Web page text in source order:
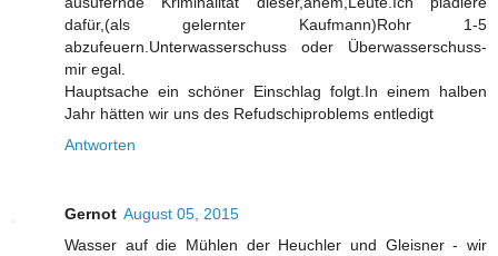
dafür,(als gelernter Kaufmann)Rohr 1-5
abzufeuern.Unterwasserschuss oder Überwasserschuss-
mir egal.
Hauptsache ein schöner Einschlag folgt.In einem halben
Jahr hätten wir uns des Refudschiproblems entledigt
Antworten
Gernot August 05, 2015
Wasser auf die Mühlen der Heuchler und Gleisner - wir